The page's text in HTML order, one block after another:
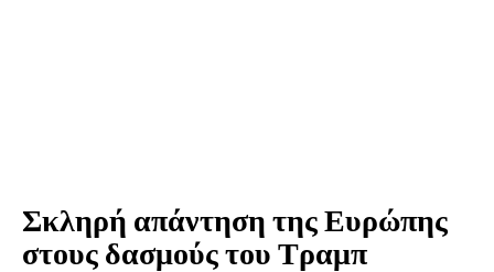
Σκληρή απάντηση της Ευρώπης
στους δασμούς του Τραμπ